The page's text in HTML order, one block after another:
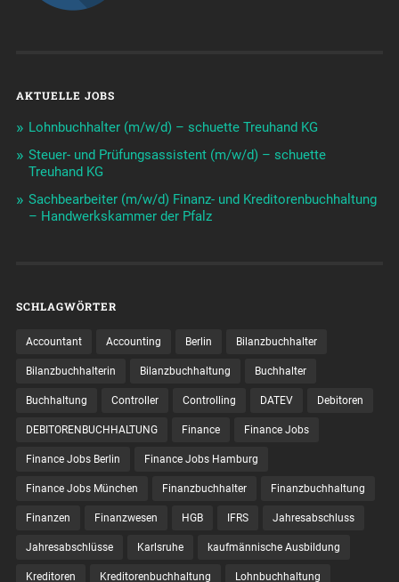
AKTUELLE JOBS
Lohnbuchhalter (m/w/d) – schuette Treuhand KG
Steuer- und Prüfungsassistent (m/w/d) – schuette
Treuhand KG
Sachbearbeiter (m/w/d) Finanz- und Kreditorenbuchhaltung
– Handwerkskammer der Pfalz
SCHLAGWÖRTER
Accountant Accounting Berlin Bilanzbuchhalter
Bilanzbuchhalterin Bilanzbuchhaltung Buchhalter
Buchhaltung Controller Controlling DATEV Debitoren
DEBITORENBUCHHALTUNG Finance Finance Jobs
Finance Jobs Berlin Finance Jobs Hamburg
Finance Jobs München Finanzbuchhalter Finanzbuchhaltung
Finanzen Finanzwesen HGB IFRS Jahresabschluss
Jahresabschlüsse Karlsruhe kaufmännische Ausbildung
Kreditoren Kreditorenbuchhaltung Lohnbuchhaltung